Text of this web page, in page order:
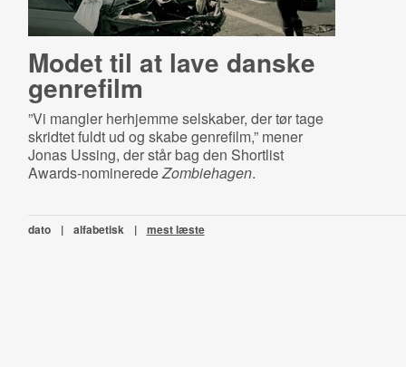
Modet til at lave danske
genrefilm
”Vi mangler herhjemme selskaber, der tør tage
skridtet fuldt ud og skabe genrefilm,” mener
Jonas Ussing, der står bag den Shortlist
Awards-nomineredeZombiehagen.
dato | alfabetisk | mest læste